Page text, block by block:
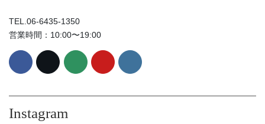
TEL.06-6435-1350
営業時間：10:00〜19:00
Instagram